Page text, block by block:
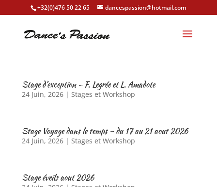
+32(0)476 50 22 65 dancespassion@hotmail.com
Stage d’exception – F. Legrée et L. Amadote
24 Juin, 2026| Stages et Workshop
Stage Voyage dans le temps – du 17 au 21 aout 2026
24 Juin, 2026| Stages et Workshop
Stage éveils aout 2026